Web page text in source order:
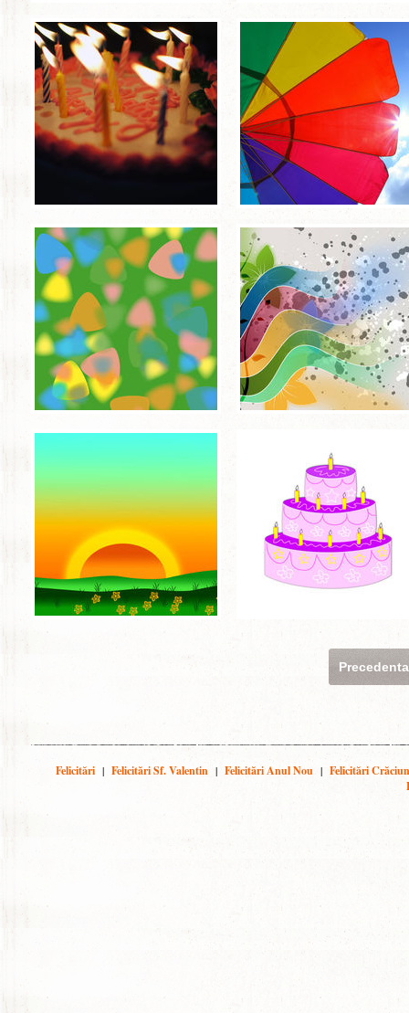
Precedenta
Felicitări | Felicitări Sf. Valentin | Felicitări Anul Nou | Felicitări